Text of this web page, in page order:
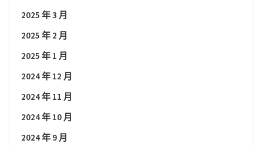
2025 年 3 月
2025 年 2 月
2025 年 1 月
2024 年 12 月
2024 年 11 月
2024 年 10 月
2024 年 9 月